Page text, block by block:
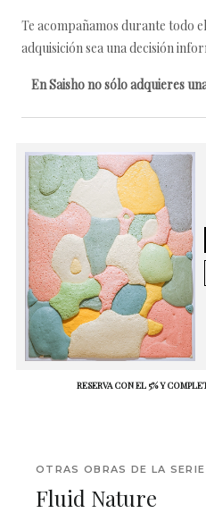
Te acompañamos durante todo
adquisición sea una decisión
En Saisho no sólo adquieres
RESERVA CON EL 5% Y
OTRAS OBRAS DE LA SERIE
Fluid Nature